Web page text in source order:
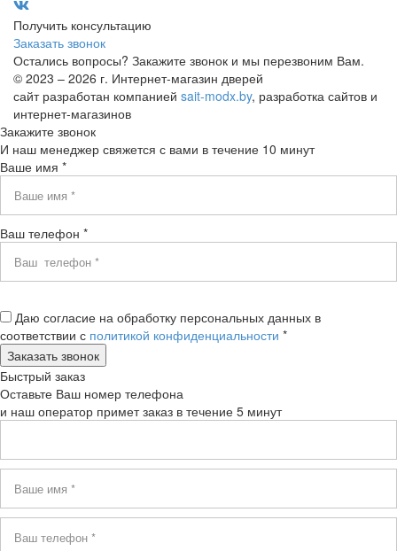
Получить консультацию
Заказать звонок
Остались вопросы? Закажите звонок и мы перезвоним Вам.
© 2023 – 2026 г. Интернет-магазин дверей
сайт разработан компанией sait-modx.by, разработка сайтов и
интернет-магазинов
Закажите звонок
И наш менеджер свяжется с вами в течение 10 минут
Ваше имя *
Ваш телефон *
Даю согласие на обработку персональных данных в
соответствии с политикой конфиденциальности *
Быстрый заказ
Оставьте Ваш номер телефона
и наш оператор примет заказ в течение 5 минут